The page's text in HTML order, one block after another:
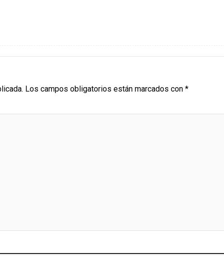
Los campos obligatorios están marcados con *